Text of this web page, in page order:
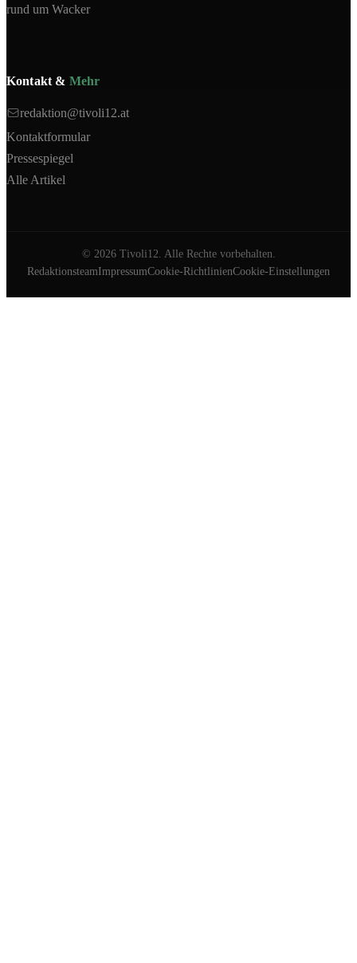
rund um Wacker
Kontakt & Mehr
redaktion@tivoli12.at
Kontaktformular
Pressespiegel
Alle Artikel
© 2026Tivoli12. Alle Rechte vorbehalten.
RedaktionsteamImpressumCookie-RichtlinienCookie-Einstellungen